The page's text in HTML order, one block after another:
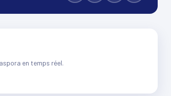
en temps réel.